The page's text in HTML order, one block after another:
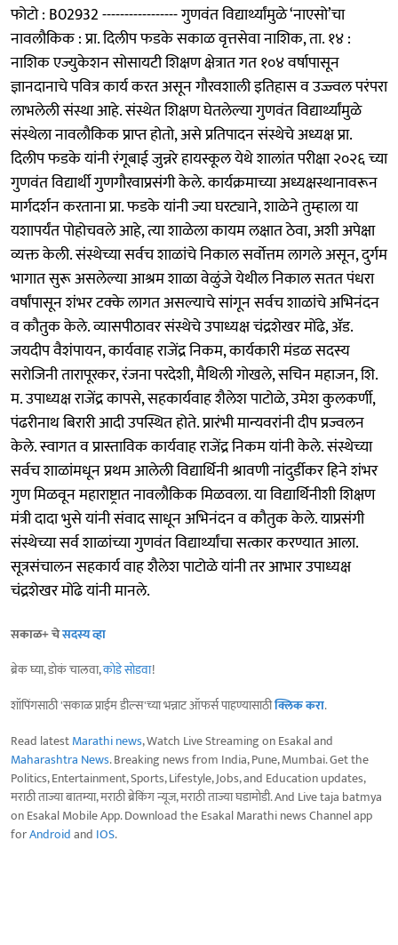
फोटो : B02932 ----------------- गुणवंत विद्यार्थ्यांमुळे ‘नाएसो’चा
नावलौकिक : प्रा. दिलीप फडके सकाळ वृत्तसेवा नाशिक, ता. १४ :
नाशिक एज्युकेशन सोसायटी शिक्षण क्षेत्रात गत १०४ वर्षापासून
ज्ञानदानाचे पवित्र कार्य करत असून गौरवशाली इतिहास व उज्ज्वल परंपरा
लाभलेली संस्था आहे. संस्थेत शिक्षण घेतलेल्या गुणवंत विद्यार्थ्यांमुळे
संस्थेला नावलौकिक प्राप्त होतो, असे प्रतिपादन संस्थेचे अध्यक्ष प्रा.
दिलीप फडके यांनी रंगूबाई जुन्नरे हायस्कूल येथे शालांत परीक्षा २०२६ च्या
गुणवंत विद्यार्थी गुणगौरवाप्रसंगी केले. कार्यक्रमाच्या अध्यक्षस्थानावरून
मार्गदर्शन करताना प्रा. फडके यांनी ज्या घरट्याने, शाळेने तुम्हाला या
यशापर्यंत पोहोचवले आहे, त्या शाळेला कायम लक्षात ठेवा, अशी अपेक्षा
व्यक्त केली. संस्थेच्या सर्वच शाळांचे निकाल सर्वोत्तम लागले असून, दुर्गम
भागात सुरू असलेल्या आश्रम शाळा वेळुंजे येथील निकाल सतत पंधरा
वर्षांपासून शंभर टक्के लागत असल्याचे सांगून सर्वच शाळांचे अभिनंदन
व कौतुक केले. व्यासपीठावर संस्थेचे उपाध्यक्ष चंद्रशेखर मोंढे, ॲड.
जयदीप वैशंपायन, कार्यवाह राजेंद्र निकम, कार्यकारी मंडळ सदस्य
सरोजिनी तारापूरकर, रंजना परदेशी, मैथिली गोखले, सचिन महाजन, शि.
म. उपाध्यक्ष राजेंद्र कापसे, सहकार्यवाह शैलेश पाटोळे, उमेश कुलकर्णी,
पंढरीनाथ बिरारी आदी उपस्थित होते. प्रारंभी मान्यवरांनी दीप प्रज्वलन
केले. स्वागत व प्रास्ताविक कार्यवाह राजेंद्र निकम यांनी केले. संस्थेच्या
सर्वच शाळांमधून प्रथम आलेली विद्यार्थिनी श्रावणी नांदुर्डीकर हिने शंभर
गुण मिळवून महाराष्ट्रात नावलौकिक मिळवला. या विद्यार्थिनीशी शिक्षण
मंत्री दादा भुसे यांनी संवाद साधून अभिनंदन व कौतुक केले. याप्रसंगी
संस्थेच्या सर्व शाळांच्या गुणवंत विद्यार्थ्यांचा सत्कार करण्यात आला.
सूत्रसंचालन सहकार्य वाह शैलेश पाटोळे यांनी तर आभार उपाध्यक्ष
चंद्रशेखर मोंढे यांनी मानले.
सकाळ+ चेसदस्य व्हा
ब्रेक घ्या, डोकं चालवा,कोडे सोडवा!
शॉपिंगसाठी 'सकाळ प्राईम डील्स'च्या भन्नाट ऑफर्स पाहण्यासाठीक्लिक करा.
Read latestMarathi news, Watch Live Streaming on Esakal and
Maharashtra News. Breaking news from India, Pune, Mumbai. Get the
Politics, Entertainment, Sports, Lifestyle, Jobs, and Education updates,
मराठी ताज्या बातम्या, मराठी ब्रेकिंग न्यूज, मराठी ताज्या घडामोडी. And Live taja batmya
on Esakal Mobile App. Download the Esakal Marathi news Channel app
forAndroidand IOS.